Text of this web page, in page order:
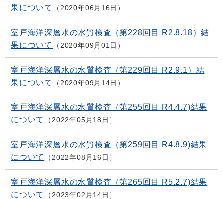
果について
2020年06月16日
室戸海洋深層水の水質検査（第228回目 R2.8.18）結
果について
2020年09月01日
室戸海洋深層水の水質検査（第229回目 R2.9.1）結
果について
2020年09月14日
室戸海洋深層水の水質検査（第255回目 R4.4.7)結果
について
2022年05月18日
室戸海洋深層水の水質検査（第259回目 R4.8.9)結果
について
2022年08月16日
室戸海洋深層水の水質検査（第265回目 R5.2.7)結果
について
2023年02月14日